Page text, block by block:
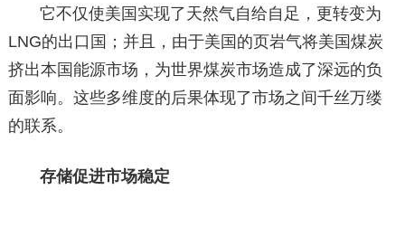
它不仅使美国实现了天然气自给自足，更转变为
LNG的出口国；并且，由于美国的页岩气将美国煤炭
挤出本国能源市场，为世界煤炭市场造成了深远的负
面影响。这些多维度的后果体现了市场之间千丝万缕
的联系。
存储促进市场稳定